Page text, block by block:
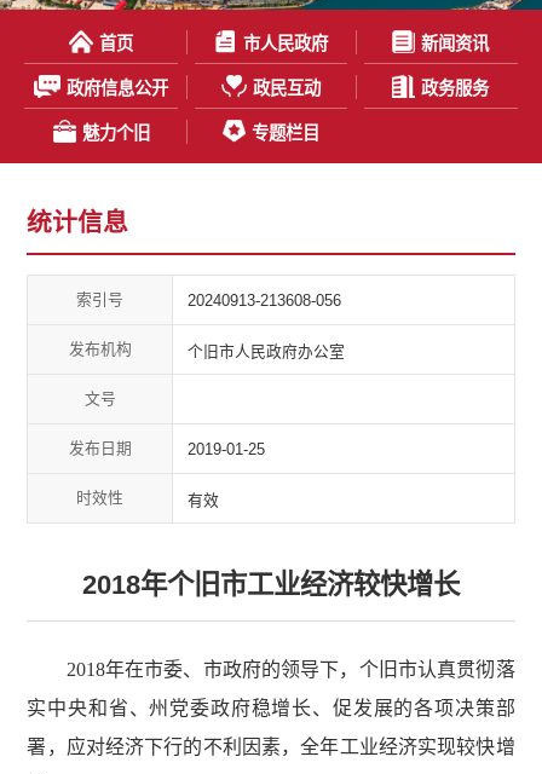
首页 市人民政府 新闻资讯
政府信息公开 政民互动 政务服务
魅力个旧 专题栏目
统计信息
索引号 20240913-213608-056
发布机构 个旧市人民政府办公室
文号
发布日期 2019-01-25
时效性 有效
2018年个旧市工业经济较快增长
2018年在市委、市政府的领导下，个旧市认真贯彻落
实中央和省、州党委政府稳增长、促发展的各项决策部
署，应对经济下行的不利因素，全年工业经济实现较快增